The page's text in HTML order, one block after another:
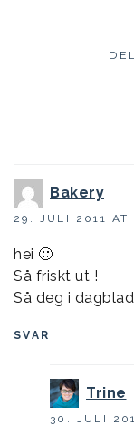
Bakery
29. JULI 2011 AT
hei 🙂
Så friskt ut !
Så deg i
SVAR
Trine
30. JULI